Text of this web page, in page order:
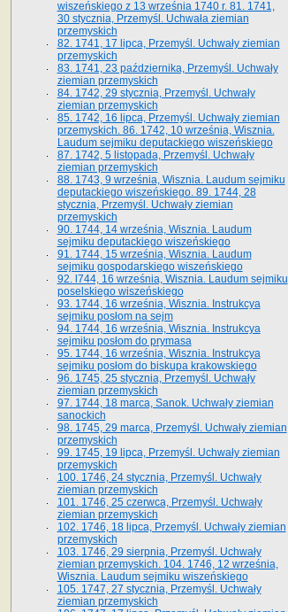
wiszeńskiego z 13 wrze­śnia 1740 r. 81. 1741,
30 stycznia, Przemyśl. Uchwała ziemian
przemyskich
82. 1741, 17 lipca, Przemyśl. Uchwały ziemian
przemyskich
83. 1741, 23 października, Przemyśl. Uchwały
ziemian przemyskich
84. 1742, 29 stycznia, Przemyśl. Uchwały
ziemian przemyskich
85. 1742, 16 lipca, Przemyśl. Uchwały ziemian
przemyskich. 86. 1742, 10 września, Wisznia.
Laudum sejmiku deputackiego wiszeńskiego
87. 1742, 5 listopada, Przemyśl. Uchwały
ziemian przemyskich
88. 1743, 9 września, Wisznia. Laudum sejmiku
deputackiego wiszeńskiego. 89. 1744, 28
stycznia, Przemyśl. Uchwały ziemian
przemyskich
90. 1744, 14 września, Wisznia. Laudum
sejmiku deputackiego wiszeńskiego
91. 1744, 15 września, Wisznia. Laudum
sejmiku gospodarskiego wiszeńskiego
92. l744, 16 września, Wisznia. Laudum sejmiku
poselskiego wiszeńskiego
93. 1744, 16 września, Wisznia. Instrukcya
sejmiku posłom na sejm
94. 1744, 16 września, Wisznia. Instrukcya
sejmiku posłom do prymasa
95. 1744, 16 września, Wisznia. Instrukcya
sejmiku posłom do biskupa krakowskiego
96. 1745, 25 stycznia, Przemyśl. Uchwały
ziemian przemyskich
97. 1744, 18 marca, Sanok. Uchwały ziemian
sanockich
98. 1745, 29 marca, Przemyśl. Uchwały ziemian
przemyskich
99. 1745, 19 lipca, Przemyśl. Uchwały ziemian
przemyskich
100. 1746, 24 stycznia, Przemyśl. Uchwały
ziemian przemyskich
101. 1746, 25 czerwca, Przemyśl. Uchwały
ziemian przemyskich
102. 1746, 18 lipca, Przemyśl. Uchwały ziemian
przemyskich
103. 1746, 29 sierpnia, Przemyśl. Uchwały
ziemian przemyskich. 104. 1746, 12 września,
Wisznia. Laudum sejmiku wiszeńskiego
105. 1747, 27 stycznia, Przemyśl. Uchwały
ziemian przemyskich